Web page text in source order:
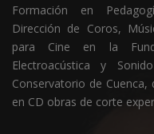
Formación en
Dirección de Coros,
para Cine en la
Electroacústica y
Conservatorio de
en CD obras de corte